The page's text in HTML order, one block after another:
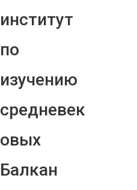
институт
по
изучению
средневек
овых
Балкан